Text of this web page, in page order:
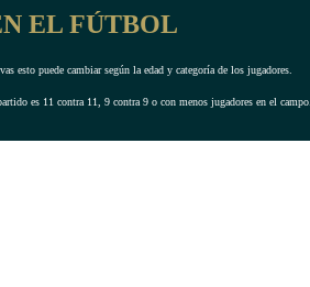
EL FÚTBOL
esto puede cambiar según la edad y categoría de los jugadores.
es 11 contra 11, 9 contra 9 o con menos jugadores en el campo.